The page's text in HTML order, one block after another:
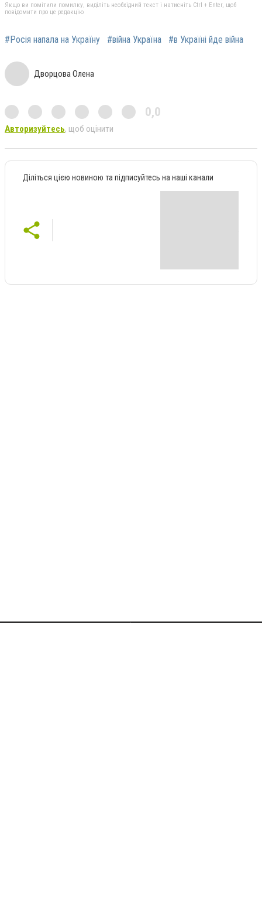
Якщо ви помітили помилку, виділіть необхідний текст і натисніть Ctrl + Enter, щоб
повідомити про це редакцію
#Росія напала на Україну #війна Україна #в Україні йде війна
Дворцова Олена
0,0
Авторизуйтесь, щоб оцінити
Діліться цією новиною та підписуйтесь на наші канали